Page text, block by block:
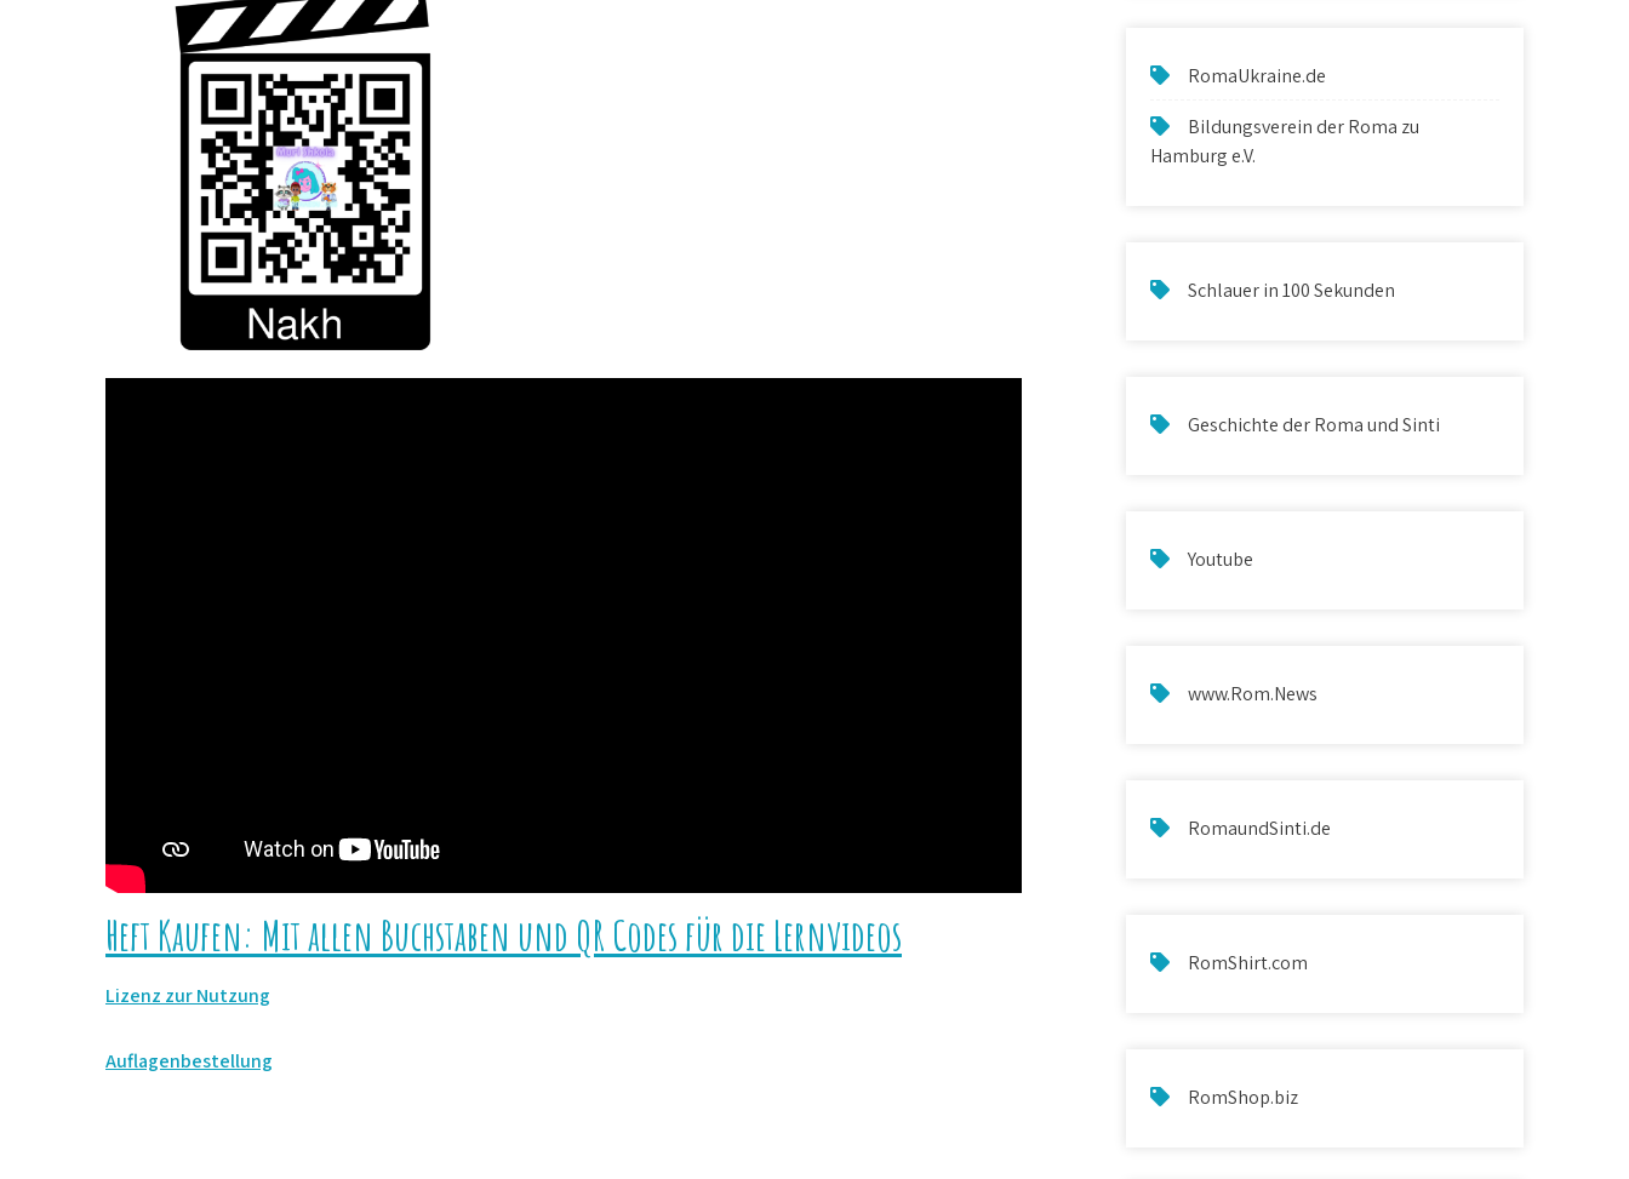
Heft Kaufen: Mit allen Buchstaben und QR Codes für die Lernvideos
Lizenz zur Nutzung
Auflagenbestellung
RomaUkraine.de
Bildungsverein der Roma zu
Hamburg e.V.
Schlauer in 100 Sekunden
Geschichte der Roma und Sinti
Youtube
www.Rom.News
RomaundSinti.de
RomShirt.com
RomShop.biz